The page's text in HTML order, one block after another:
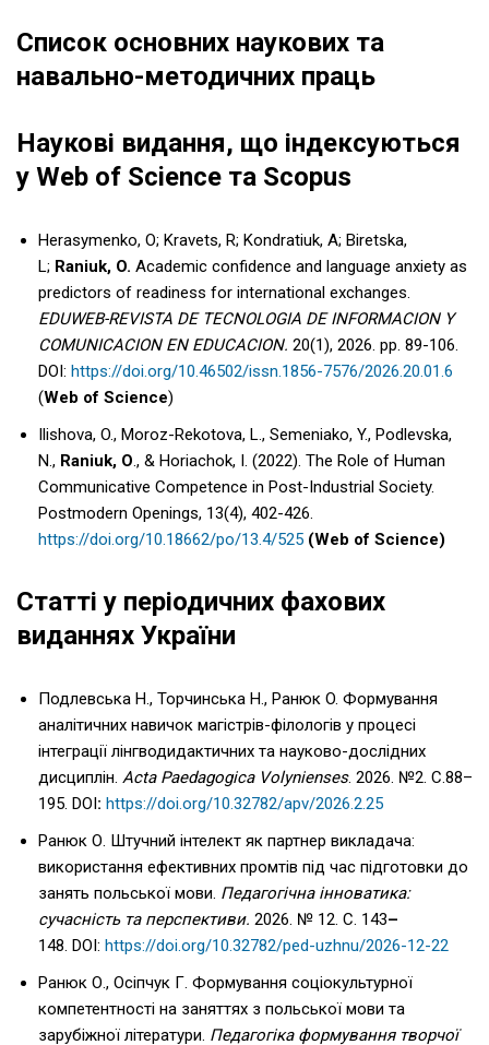
Список основних наукових та
навально-методичних праць
Наукові видання, що індексуються
у Web of Science та Scopus
Herasymenko, O; Kravets, R; Kondratiuk, A; Biretska,
L; Raniuk, O. Academic confidence and language anxiety as
predictors of readiness for international exchanges.
EDUWEB-REVISTA DE TECNOLOGIA DE INFORMACION Y
COMUNICACION EN EDUCACION. 20(1), 2026. pp. 89-106.
DOI: https://doi.org/10.46502/issn.1856-7576/2026.20.01.6
(Web of Science)
Ilishova, O., Moroz-Rekotova, L., Semeniako, Y., Podlevska,
N., Raniuk, O., & Horiachok, I. (2022). The Role of Human
Communicative Competence in Post-Industrial Society.
Postmodern Openings, 13(4), 402-426.
https://doi.org/10.18662/po/13.4/525 (Web of Science)
Статті у періодичних фахових
виданнях України
Подлевська Н., Торчинська Н., Ранюк O. Формування
аналітичних навичок магістрів-філологів у процесі
інтеграції лінгводидактичних та науково-дослідних
дисциплін. Acta Paedagogica Volynienses. 2026. №2. С.88–
195. DOI : https://doi.org/10.32782/apv/2026.2.25
Ранюк О. Штучний інтелект як партнер викладача:
використання ефективних промтів під час підготовки до
занять польської мови. Педагогічна інноватика:
сучасність та перспективи. 2026. № 12. С. 143–
148. DOI: https://doi.org/10.32782/ped-uzhnu/2026-12-22
Ранюк О., Осіпчук Г. Формування соціокультурної
компетентності на заняттях з польської мови та
зарубіжної літератури. Педагогіка формування творчої